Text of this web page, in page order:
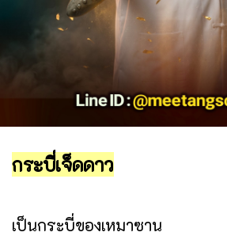
กระบี่เจ็ดดาว
เป็นกระบี่ของเหมาซาน